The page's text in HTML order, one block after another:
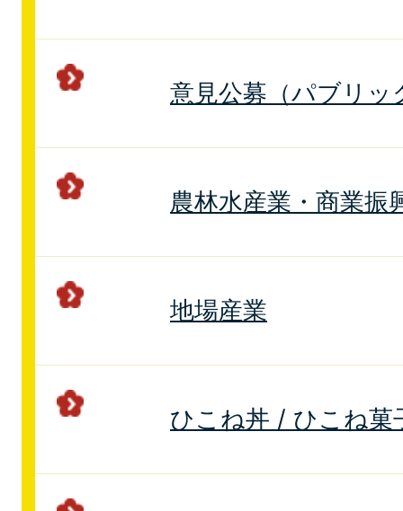
意見公募（パブリッ
農林水産業・商業振
地場産業
ひこね丼 / ひこね菓